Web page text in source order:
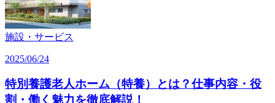
施設・サービス
2025/06/24
特別養護老人ホーム（特養）とは？仕事内容・役
割・働く魅力を徹底解説！